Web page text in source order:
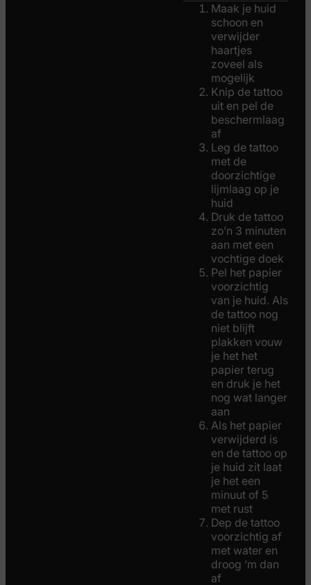
Maak je huid
schoon en
verwijder
haartjes
zoveel als
mogelijk
Knip de tattoo
uit en pel de
beschermlaag
af
Leg de tattoo
met de
doorzichtige
lijmlaag op je
huid
Druk de tattoo
zo’n 3 minuten
aan met een
vochtige doek
Pel het papier
voorzichtig
van je huid. Als
de tattoo nog
niet blijft
plakken vouw
je het het
papier terug
en druk je het
nog wat langer
aan
Als het papier
verwijderd is
en de tattoo op
je huid zit laat
je het een
minuut of 5
met rust
Dep de tattoo
voorzichtig af
met water en
droog ‘m dan
af